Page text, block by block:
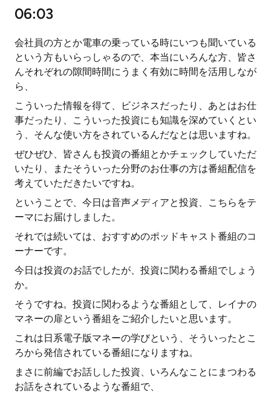
06:03
会社員の方とか電車の乗っている時にいつも聞いている
という方もいらっしゃるので、本当にいろんな方、皆さ
んそれぞれの隙間時間にうまく有効に時間を活用しなが
ら、
こういった情報を得て、ビジネスだったり、あとはお仕
事だったり、こういった投資にも知識を深めていくとい
う、そんな使い方をされているんだなとは思いますね。
ぜひぜひ、皆さんも投資の番組とかチェックしていただ
いたり、またそういった分野のお仕事の方は番組配信を
考えていただきたいですね。
ということで、今日は音声メディアと投資、こちらをテ
ーマにお届けしました。
それでは続いては、おすすめのポッドキャスト番組のコ
ーナーです。
今日は投資のお話でしたが、投資に関わる番組でしょう
か。
そうですね。投資に関わるような番組として、レイナの
マネーの扉という番組をご紹介したいと思います。
これは日系電子版マネーの学びという、そういったとこ
ろから発信されている番組になりますね。
まさに前編でお話しした投資、いろんなことにまつわる
お話をされているような番組で、